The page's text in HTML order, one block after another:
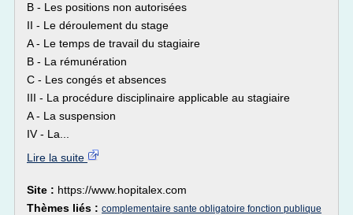
B - Les positions non autorisées
II - Le déroulement du stage
A - Le temps de travail du stagiaire
B - La rémunération
C - Les congés et absences
III - La procédure disciplinaire applicable au stagiaire
A - La suspension
IV - La...
Lire la suite
Site : https://www.hopitalex.com
Thèmes liés : complementaire sante obligatoire fonction publique